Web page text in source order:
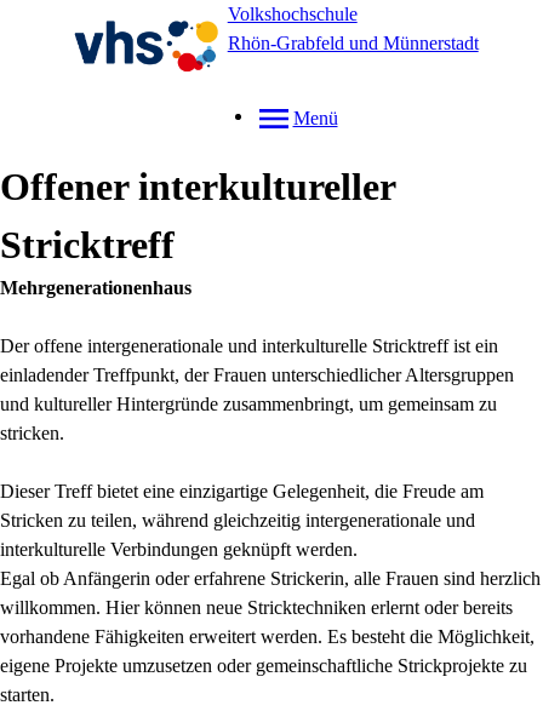
Volkshochschule
Rhön-Grabfeld und Münnerstadt
Menü
Offener interkultureller
Stricktreff
Mehrgenerationenhaus
Der offene intergenerationale und interkulturelle Stricktreff ist ein
einladender Treffpunkt, der Frauen unterschiedlicher Altersgruppen
und kultureller Hintergründe zusammenbringt, um gemeinsam zu
stricken.
Dieser Treff bietet eine einzigartige Gelegenheit, die Freude am
Stricken zu teilen, während gleichzeitig intergenerationale und
interkulturelle Verbindungen geknüpft werden.
Egal ob Anfängerin oder erfahrene Strickerin, alle Frauen sind herzlich
willkommen. Hier können neue Stricktechniken erlernt oder bereits
vorhandene Fähigkeiten erweitert werden. Es besteht die Möglichkeit,
eigene Projekte umzusetzen oder gemeinschaftliche Strickprojekte zu
starten.